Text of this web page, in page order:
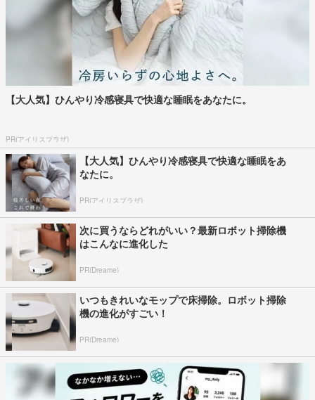
【大人気】ひんやり冷感寝具で快適な睡眠をあなたに。
PR(アイリスプラザ)
【大人気】ひんやり冷感寝具で快適な睡眠をあ
なたに。
PR(アイリスプラザ)
次に買うならどれがいい？最新ロボット掃除機
はこんなに進化した
PR(Dreame)
いつもきれいなモップで床掃除。ロボット掃除
機の進化がすごい！
PR(Dreame)